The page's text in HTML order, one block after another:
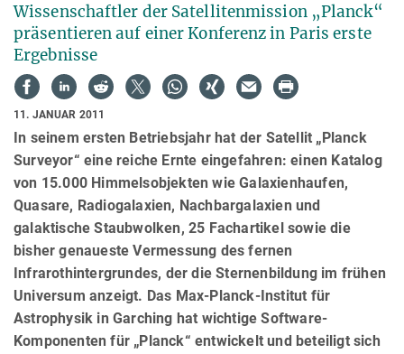
Wissenschaftler der Satellitenmission „Planck“
präsentieren auf einer Konferenz in Paris erste
Ergebnisse
11. JANUAR 2011
In seinem ersten Betriebsjahr hat der Satellit „Planck
Surveyor“ eine reiche Ernte eingefahren: einen Katalog
von 15.000 Himmelsobjekten wie Galaxienhaufen,
Quasare, Radiogalaxien, Nachbargalaxien und
galaktische Staubwolken, 25 Fachartikel sowie die
bisher genaueste Vermessung des fernen
Infrarothintergrundes, der die Sternenbildung im frühen
Universum anzeigt. Das Max-Planck-Institut für
Astrophysik in Garching hat wichtige Software-
Komponenten für „Planck“ entwickelt und beteiligt sich